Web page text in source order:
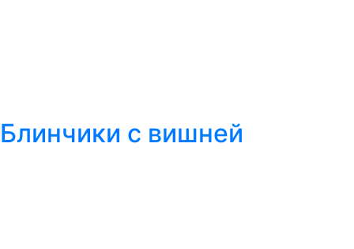
Блинчики с вишней